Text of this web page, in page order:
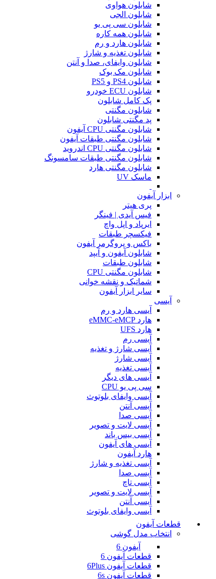
شابلون هواوی
شابلون الجی
شابلون سی پی یو
شابلون همه کاره
شابلون هارد و رم
شابلون تغذیه و شارژ
شابلون وایفای، صدا و آنتن
شابلون مک بوک
شابلون PS4 و PS5
شابلون ECU خودرو
پک کامل شابلون
شابلون مگنتی
پد مگنتی شابلون
شابلون مگنتی CPU آیفون
شابلون مگنتی طبقات آیفون
شابلون مگنتی CPU اندروید
شابلون مگنتی طبقات سامسونگ
شابلون مگنتی هارد
ماسک UV
ابزار آیفون
پری هیتر
فیس آیدی | فینگر
ایرپاد و اپل واچ
فیکسچر طبقات
باکس و پروگرمر آیفون
شابلون آیفون و آیپد
شابلون طبقات
شابلون مگنتی CPU
شماتیک و نقشه خوانی
سایر ابزار آیفون
آیسی
آیسی هارد و رم
هارد eMMC-eMCP
هارد UFS
آیسی رم
آیسی شارژ و تغذیه
آیسی شارژ
آیسی تغذیه
آیسی های دیگر
سی پی یو CPU
آیسی وایفای بلوتوث
آیسی آنتن
آیسی صدا
آیسی لایت و تصویر
آیسی بیس باند
آیسی های آیفون
هارد آیفون
آیسی تغذیه و شارژ
آیسی صدا
آیسی تاچ
آیسی لایت و تصویر
آیسی آنتن
آیسی وایفای بلوتوث
قطعات آیفون
انتخاب مدل گوشی
آیفون 6
قطعات آیفون 6
قطعات آیفون 6Plus
قطعات آیفون 6s